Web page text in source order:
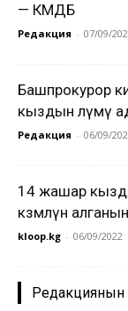
— КМДБ
Редакция - 07/09/
Башпрокурор
кыздын өлүмү
Редакция - 06/09/
14 жашар
көзөмөлүнө
kloop.kg - 06/09/2022
Редакциянын